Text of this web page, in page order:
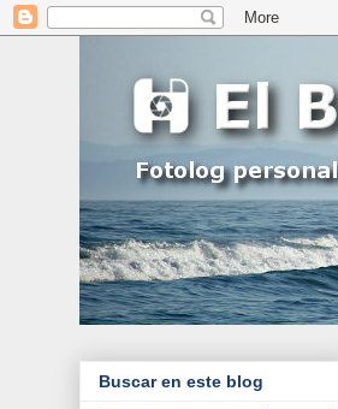
Buscar en este blog